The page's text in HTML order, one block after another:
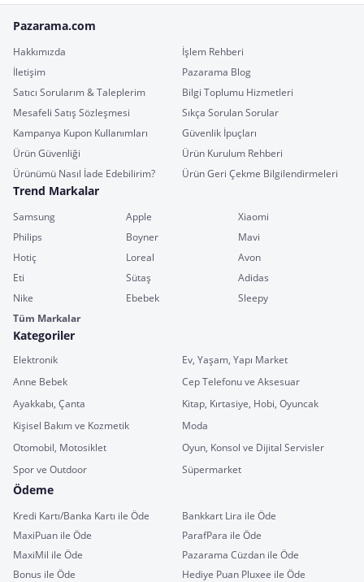
Pazarama.com
Hakkımızda
İşlem Rehberi
İletişim
Pazarama Blog
Satıcı Sorularım & Taleplerim
Bilgi Toplumu Hizmetleri
Mesafeli Satış Sözleşmesi
Sıkça Sorulan Sorular
Kampanya Kupon Kullanımları
Güvenlik İpuçları
Ürün Güvenliği
Ürün Kurulum Rehberi
Ürünümü Nasıl İade Edebilirim?
Ürün Geri Çekme Bilgilendirmeleri
Trend Markalar
Samsung Apple
Xiaomi
Philips
Boyner
Mavi
Hotiç
Loreal
Avon
Eti
Sütaş
Adidas
Nike
Ebebek
Sleepy
Tüm Markalar
Kategoriler
Elektronik
Ev, Yaşam, Yapı Market
Anne Bebek
Cep Telefonu ve Aksesuar
Ayakkabı, Çanta
Kitap, Kırtasiye, Hobi, Oyuncak
Kişisel Bakım ve Kozmetik
Moda
Otomobil, Motosiklet
Oyun, Konsol ve Dijital Servisler
Spor ve Outdoor
Süpermarket
Ödeme
Kredi Kartı/Banka Kartı ile Öde
Bankkart Lira ile Öde
MaxiPuan ile Öde
ParafPara ile Öde
MaxiMil ile Öde
Pazarama Cüzdan ile Öde
Bonus ile Öde
Hediye Puan Pluxee ile Öde